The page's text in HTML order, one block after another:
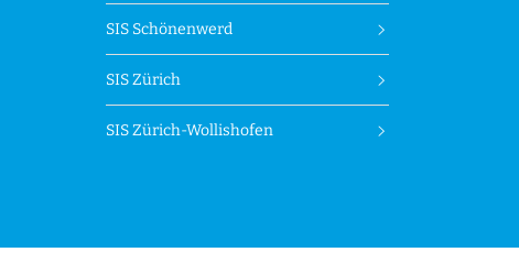
SIS Schönenwerd
SIS Zürich
SIS Zürich-Wollishofen